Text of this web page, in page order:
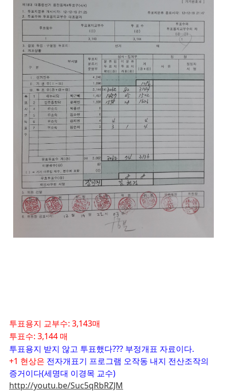
투표용지 교부수: 3,143매
투표수: 3,144 매
투표용지 받지 않고 투표했다??? 부정개표 자료이다.
+1 현상은 전자개표기 프로그램 오작동 내지 전산조작의
증거이다(세명대 이경목 교수)
http://youtu.be/Suc5qRbRZJM